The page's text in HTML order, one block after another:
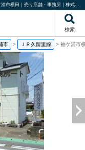
袖ケ浦市横田店舗！融資相談受付中！中国語＆EngOK！ 千葉県袖ケ浦市横田｜売り店舗・事務所｜株式会社リタ不動産
検索
市 > ＪＲ久留里線 > 袖ケ浦市
パート
所